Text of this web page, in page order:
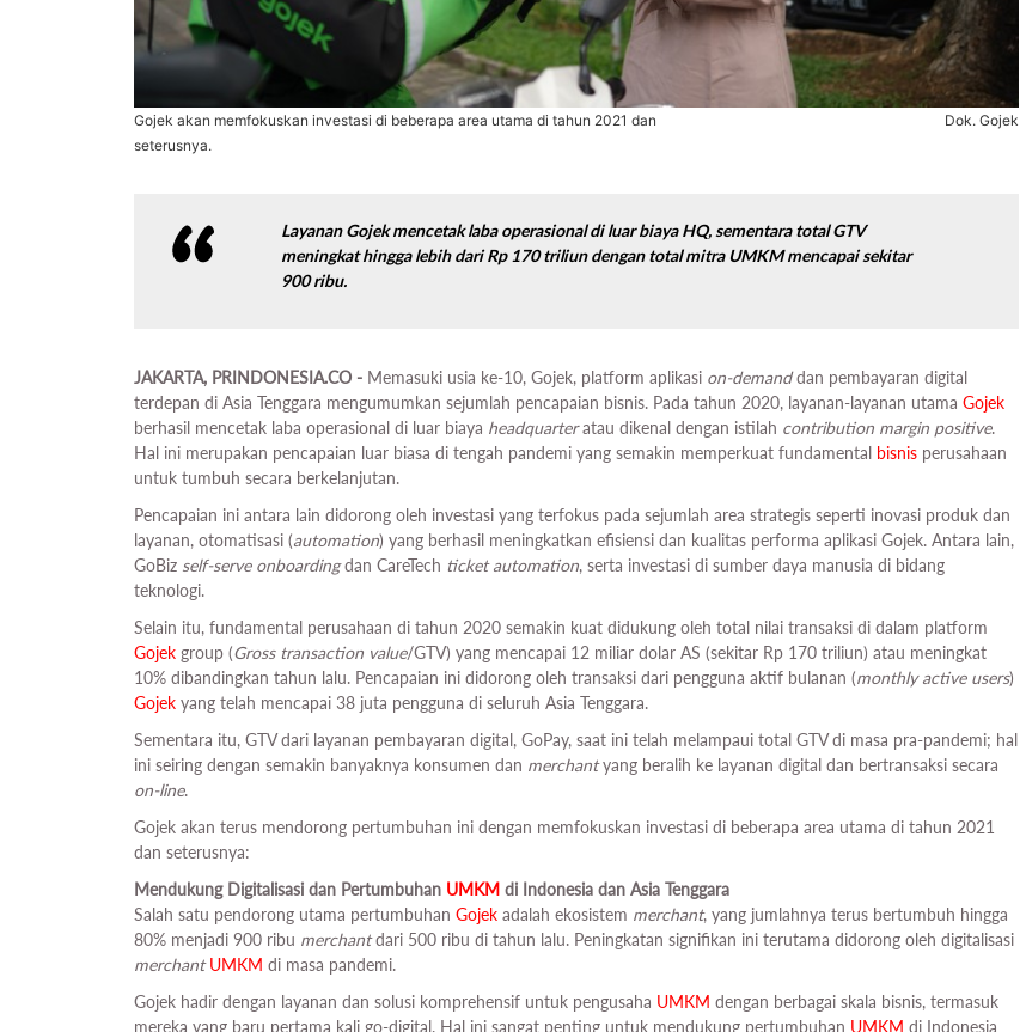
Gojek akan memfokuskan investasi di beberapa area utama di tahun 2021 dan
seterusnya.
Dok. Gojek
Layanan Gojek mencetak laba operasional di luar biaya HQ, sementara total GTV
meningkat hingga lebih dari Rp 170 triliun dengan total mitra UMKM mencapai sekitar
900 ribu.
JAKARTA, PRINDONESIA.CO - Memasuki usia ke-10, Gojek, platform aplikasi on-demanddan pembayaran digital
terdepan di Asia Tenggara mengumumkan sejumlah pencapaian bisnis. Pada tahun 2020, layanan-layanan utama Gojek
berhasil mencetak laba operasional di luar biaya headquarteratau dikenal dengan istilah contribution margin positive.
Hal ini merupakan pencapaian luar biasa di tengah pandemi yang semakin memperkuat fundamental bisnis perusahaan
untuk tumbuh secara berkelanjutan.
Pencapaian ini antara lain didorong oleh investasi yang terfokus pada sejumlah area strategis seperti inovasi produk dan
layanan, otomatisasi (automation) yang berhasil meningkatkan efisiensi dan kualitas performa aplikasi Gojek. Antara lain,
GoBiz self-serve onboardingdan CareTech ticket automation, serta investasi di sumber daya manusia di bidang
teknologi.
Selain itu, fundamental perusahaan di tahun 2020 semakin kuat didukung oleh total nilai transaksi di dalam platform
Gojek group (Gross transaction value/GTV) yang mencapai 12 miliar dolar AS (sekitar Rp 170 triliun) atau meningkat
10% dibandingkan tahun lalu. Pencapaian ini didorong oleh transaksi dari pengguna aktif bulanan (monthly active users)
Gojek yang telah mencapai 38 juta pengguna di seluruh Asia Tenggara.
Sementara itu, GTV dari layanan pembayaran digital, GoPay, saat ini telah melampaui total GTV di masa pra-pandemi; hal
ini seiring dengan semakin banyaknya konsumen dan merchantyang beralih ke layanan digital dan bertransaksi secara
on-line.
Gojek akan terus mendorong pertumbuhan ini dengan memfokuskan investasi di beberapa area utama di tahun 2021
dan seterusnya:
Mendukung Digitalisasi dan Pertumbuhan UMKM di Indonesia dan Asia Tenggara
Salah satu pendorong utama pertumbuhan Gojek adalah ekosistem merchant, yang jumlahnya terus bertumbuh hingga
80% menjadi 900 ribu merchantdari 500 ribu di tahun lalu. Peningkatan signifikan ini terutama didorong oleh digitalisasi
merchant UMKM di masa pandemi.
Gojek hadir dengan layanan dan solusi komprehensif untuk pengusaha UMKM dengan berbagai skala bisnis, termasuk
mereka yang baru pertama kali go-digital. Hal ini sangat penting untuk mendukung pertumbuhan UMKM di Indonesia